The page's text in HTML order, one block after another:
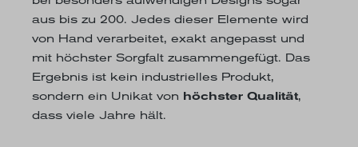
aus bis zu 200. Jedes dieser Elemente wird
von Hand verarbeitet, exakt angepasst und
mit höchster Sorgfalt zusammengefügt. Das
Ergebnis ist kein industrielles Produkt,
sondern ein Unikat von höchster Qualität,
dass viele Jahre hält.